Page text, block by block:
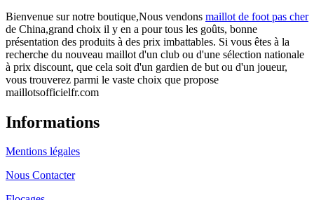
Bienvenue sur notre boutique,Nous vendons maillot de foot pas cher
de China,grand choix il y en a pour tous les goûts, bonne
présentation des produits à des prix imbattables. Si vous êtes à la
recherche du nouveau maillot d'un club ou d'une sélection nationale
à prix discount, que cela soit d'un gardien de but ou d'un joueur,
vous trouverez parmi le vaste choix que propose
maillotsofficielfr.com
Informations
Mentions légales
Nous Contacter